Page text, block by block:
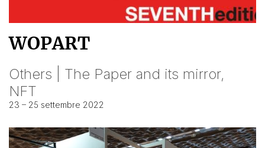
WOPART
Others | The Paper and its mirror,
NFT
23 – 25 settembre 2022